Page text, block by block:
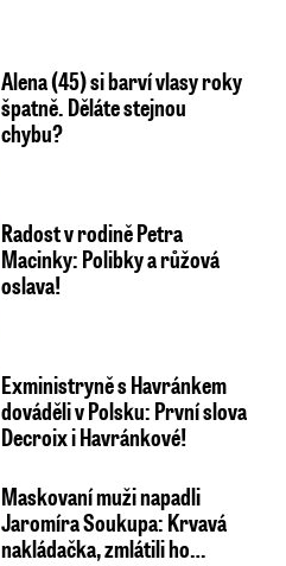
Alena (45) si barví vlasy roky
špatně. Děláte stejnou
chybu?
Radost v rodině Petra
Macinky: Polibky a růžová
oslava!
Exministryně s Havránkem
dováděli v Polsku: První slova
Decroix i Havránkové!
Maskovaní muži napadli
Jaromíra Soukupa: Krvavá
nakládačka, zmlátili ho…